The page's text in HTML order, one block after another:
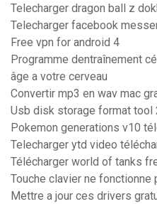
Telecharger dragon ball z
Telecharger facebook
Free vpn for android 4
Programme dentraînement
âge a votre cerveau
Convertir mp3 en wav mac
Usb disk storage format tool
Pokemon generations v10
Telecharger ytd video
Télécharger world of tanks
Touche clavier ne
Mettre a jour ces drivers